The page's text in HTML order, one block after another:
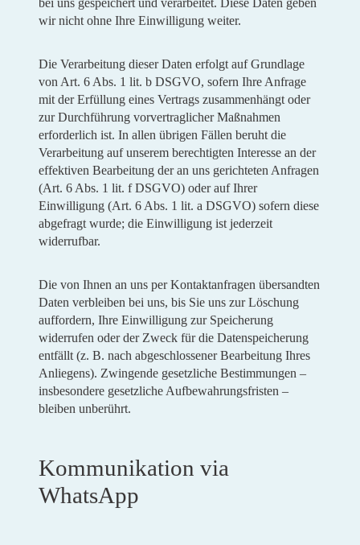
wir nicht ohne Ihre Einwilligung weiter.
Die Verarbeitung dieser Daten erfolgt auf Grundlage
von Art. 6 Abs. 1 lit. b DSGVO, sofern Ihre Anfrage
mit der Erfüllung eines Vertrags zusammenhängt oder
zur Durchführung vorvertraglicher Maßnahmen
erforderlich ist. In allen übrigen Fällen beruht die
Verarbeitung auf unserem berechtigten Interesse an der
effektiven Bearbeitung der an uns gerichteten Anfragen
(Art. 6 Abs. 1 lit. f DSGVO) oder auf Ihrer
Einwilligung (Art. 6 Abs. 1 lit. a DSGVO) sofern diese
abgefragt wurde; die Einwilligung ist jederzeit
widerrufbar.
Die von Ihnen an uns per Kontaktanfragen übersandten
Daten verbleiben bei uns, bis Sie uns zur Löschung
auffordern, Ihre Einwilligung zur Speicherung
widerrufen oder der Zweck für die Datenspeicherung
entfällt (z. B. nach abgeschlossener Bearbeitung Ihres
Anliegens). Zwingende gesetzliche Bestimmungen –
insbesondere gesetzliche Aufbewahrungsfristen –
bleiben unberührt.
Kommunikation via
WhatsApp